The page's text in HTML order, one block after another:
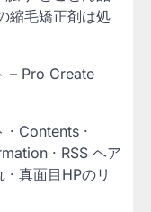
縮毛矯正剤は処
– Pro Create
· Contents ·
· RSS ヘア
真面目HPのリ